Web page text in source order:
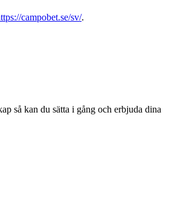
campobet.se/sv/.
så kan du sätta i gång och erbjuda dina